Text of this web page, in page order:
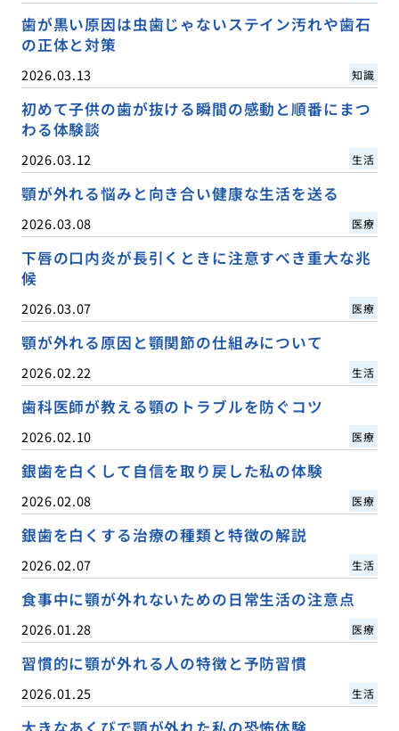
歯が黒い原因は虫歯じゃないステイン汚れや歯石
の正体と対策
2026.03.13 知識
初めて子供の歯が抜ける瞬間の感動と順番にまつ
わる体験談
2026.03.12 生活
顎が外れる悩みと向き合い健康な生活を送る
2026.03.08 医療
下唇の口内炎が長引くときに注意すべき重大な兆
候
2026.03.07 医療
顎が外れる原因と顎関節の仕組みについて
2026.02.22 生活
歯科医師が教える顎のトラブルを防ぐコツ
2026.02.10 医療
銀歯を白くして自信を取り戻した私の体験
2026.02.08 医療
銀歯を白くする治療の種類と特徴の解説
2026.02.07 生活
食事中に顎が外れないための日常生活の注意点
2026.01.28 医療
習慣的に顎が外れる人の特徴と予防習慣
2026.01.25 生活